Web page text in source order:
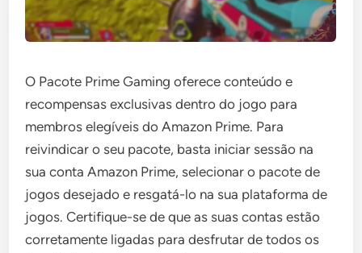
O Pacote Prime Gaming oferece conteúdo e
recompensas exclusivas dentro do jogo para
membros elegíveis do Amazon Prime. Para
reivindicar o seu pacote, basta iniciar sessão na
sua conta Amazon Prime, selecionar o pacote de
jogos desejado e resgatá-lo na sua plataforma de
jogos. Certifique-se de que as suas contas estão
corretamente ligadas para desfrutar de todos os